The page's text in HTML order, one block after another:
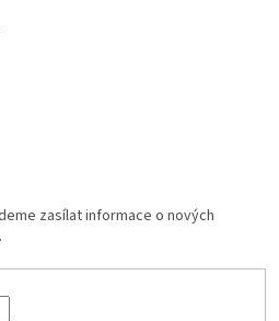
zasílat informace o nových